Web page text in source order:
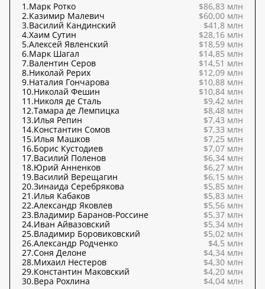
1.Марк Ротко
$86,83 млн
2.Казимир Малевич
$60,00 млн
3.Василий Кандинский
$41,8 млн
4.Хаим Сутин
$28,16 млн
5.Алексей Явленский
$18,59 млн
6.Марк Шагал
$14,85 млн
7.Валентин Серов
$14,51 млн
8.Николай Рерих
$12,09 млн
9.Наталия Гончарова
$10,88 млн
10.Николай Фешин
$10,84 млн
11.Николя де Сталь
$9,42 млн
12.Тамара де Лемпицка
$8,48 млн
13.Илья Репин
$7,43 млн
14.Константин Сомов
$7,33 млн
15.Илья Машков
$7,25 млн
16.Борис Кустодиев
$7,07 млн
17.Василий Поленов
$6,34 млн
18.Юрий Анненков
$6,27 млн
19.Василий Верещагин
$6,15 млн
20.Зинаида Серебрякова
$5,85 млн
21.Илья Кабаков
$5,83 млн
22.Александр Яковлев
$5,56 млн
23.Владимир Баранов-Россине
$5,37 млн
24.Иван Айвазовский
$5,34 млн
25.Владимир Боровиковский
$5,02 млн
26.Александр Родченко
$4,5 млн
27.Соня Делоне
$4,34 млн
28.Михаил Нестеров
$4,30 млн
29.Константин Маковский
$4,20 млн
30.Вера Рохлина $4,04 млн